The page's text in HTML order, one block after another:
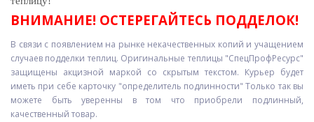
ВНИМАНИЕ! ОСТЕРЕГАЙТЕСЬ ПОДДЕЛОК!
В связи с появлением на рынке некачественных копий и учащением
случаев подделки теплиц. Оригинальные теплицы "СпецПрофРесурс"
защищены акцизной маркой со скрытым текстом. Курьер будет
иметь при себе карточку "определитель подлинности" Только так вы
можете быть уверенны в том что приобрели подлинный,
качественный товар.